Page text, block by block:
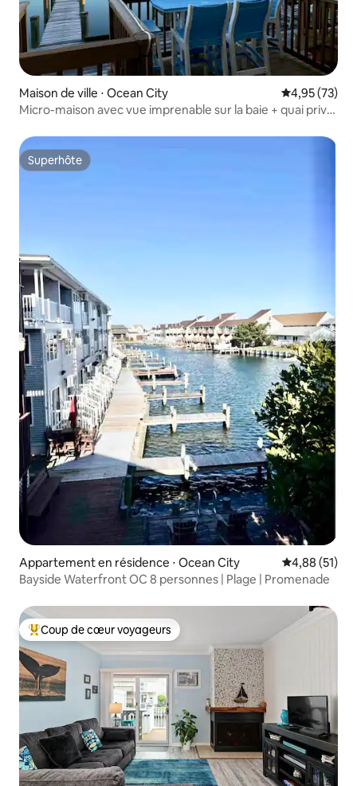
Maison de ville ⋅ Ocean City Évaluation
4,95 (73)
Micro-maison avec vue imprenable sur la baie + quai privé
Superhôte
Superhôte
Appartement en résidence ⋅ Ocean City Évaluation
4,88 (51)
Bayside Waterfront OC 8 personnes | Plage | Promenade
Coups de cœur voyageurs les plus appréciés
Coup de cœur voyageurs